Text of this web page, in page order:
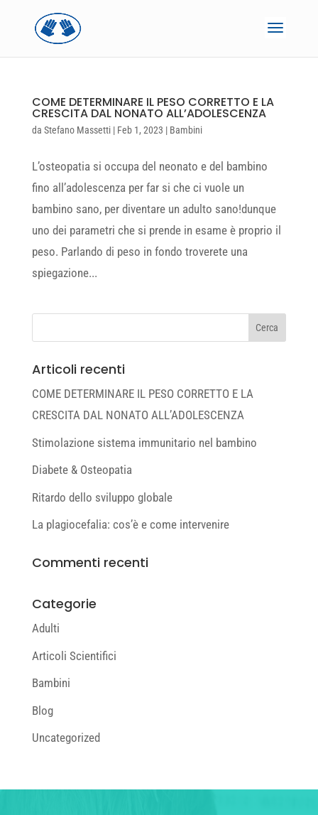
COME DETERMINARE IL PESO CORRETTO E LA
CRESCITA DAL NONATO ALL’ADOLESCENZA
da Stefano Massetti| Feb 1, 2023 | Bambini
L’osteopatia si occupa del neonato e del bambino
fino all’adolescenza per far si che ci vuole un
bambino sano, per diventare un adulto sano!dunque
uno dei parametri che si prende in esame è proprio il
peso. Parlando di peso in fondo troverete una
spiegazione...
Articoli recenti
COME DETERMINARE IL PESO CORRETTO E LA
CRESCITA DAL NONATO ALL’ADOLESCENZA
Stimolazione sistema immunitario nel bambino
Diabete & Osteopatia
Ritardo dello sviluppo globale
La plagiocefalia: cos’è e come intervenire
Commenti recenti
Categorie
Adulti
Articoli Scientifici
Bambini
Blog
Uncategorized